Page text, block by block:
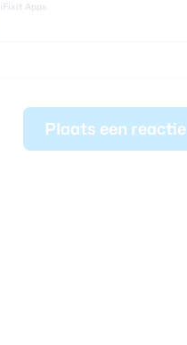
iFixit Apps
Plaats een reactie